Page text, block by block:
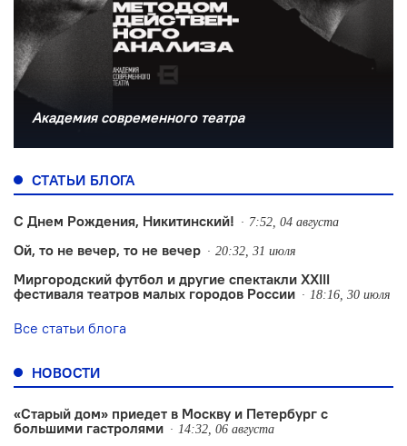
Академия современного театра
СТАТЬИ БЛОГА
С Днем Рождения, Никитинский! 7:52, 04 августа
Ой, то не вечер, то не вечер 20:32, 31 июля
Миргородский футбол и другие спектакли XXIII
фестиваля театров малых городов России
18:16, 30 июля
Все статьи блога
НОВОСТИ
«Старый дом» приедет в Москву и Петербург с
большими гастролями
14:32, 06 августа